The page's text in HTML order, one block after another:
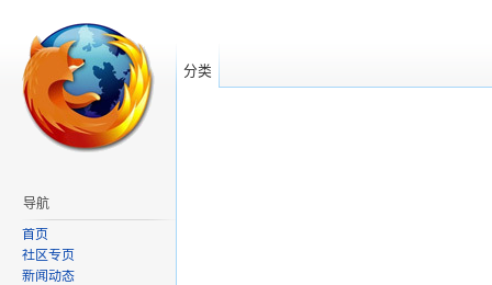
分类
导航
首页
社区专页
新闻动态